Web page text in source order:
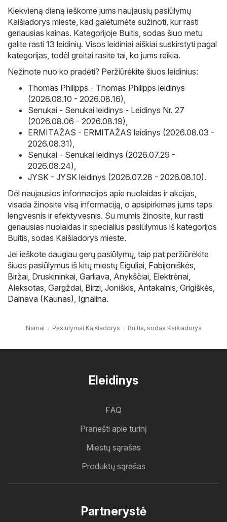
Kiekvieną dieną ieškome jums naujausių pasiūlymų
Kaišiadorys mieste, kad galėtumėte sužinoti, kur rasti
geriausias kainas. Kategorijoje Buitis, sodas šiuo metu
galite rasti 13 leidinių. Visos leidiniai aiškiai suskirstyti pagal
kategorijas, todėl greitai rasite tai, ko jums reikia.
Nežinote nuo ko pradėti? Peržiūrėkite šiuos leidinius:
Thomas Philipps - Thomas Philipps leidinys
(2026.08.10 - 2026.08.16)
Senukai - Senukai leidinys - Leidinys Nr. 27
(2026.08.06 - 2026.08.19)
ERMITAŽAS - ERMITAŽAS leidinys (2026.08.03 -
2026.08.31)
Senukai - Senukai leidinys (2026.07.29 -
2026.08.24)
JYSK - JYSK leidinys (2026.07.28 - 2026.08.10).
Dėl naujausios informacijos apie nuolaidas ir akcijas,
visada žinosite visą informaciją, o apsipirkimas jums taps
lengvesnis ir efektyvesnis. Su mumis žinosite, kur rasti
geriausias nuolaidas ir specialius pasiūlymus iš kategorijos
Buitis, sodas Kaišiadorys mieste.
Jei ieškote daugiau gerų pasiūlymų, taip pat peržiūrėkite
šiuos pasiūlymus iš kitų miestų Eiguliai Fabijoniškės
Biržai Druskininkai Garliava Anykščiai Elektrėnai
Aleksotas Gargždai Birzi Joniškis Antakalnis Grigiškės
Dainava (Kaunas) Ignalina.
Namai Pasiūlymai Kaišiadorys Buitis, sodas Kaišiadorys
Eleidinys
FAQ
Pranešti apie turinį
Miestų sąrašas
Produktų sąrašas
Partnerystė